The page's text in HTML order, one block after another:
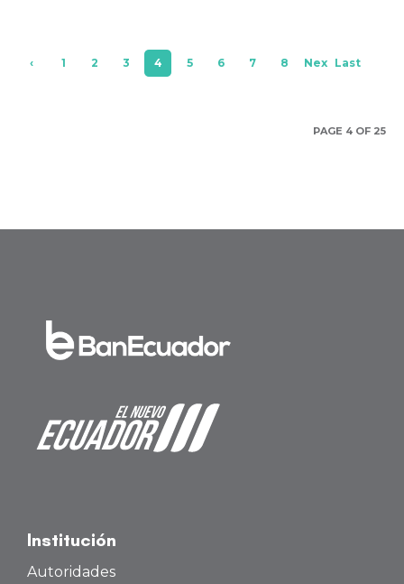
‹
1 2 3 4 5 6 7 8
Nex Last
PAGE 4 OF 25
Institución
Autoridades